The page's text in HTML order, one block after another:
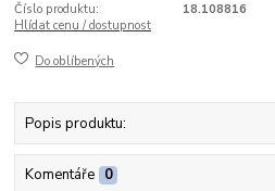
Číslo produktu:
18.108816
Hlídat cenu / dostupnost
Do oblíbených
Popis produktu:
Komentáře 0